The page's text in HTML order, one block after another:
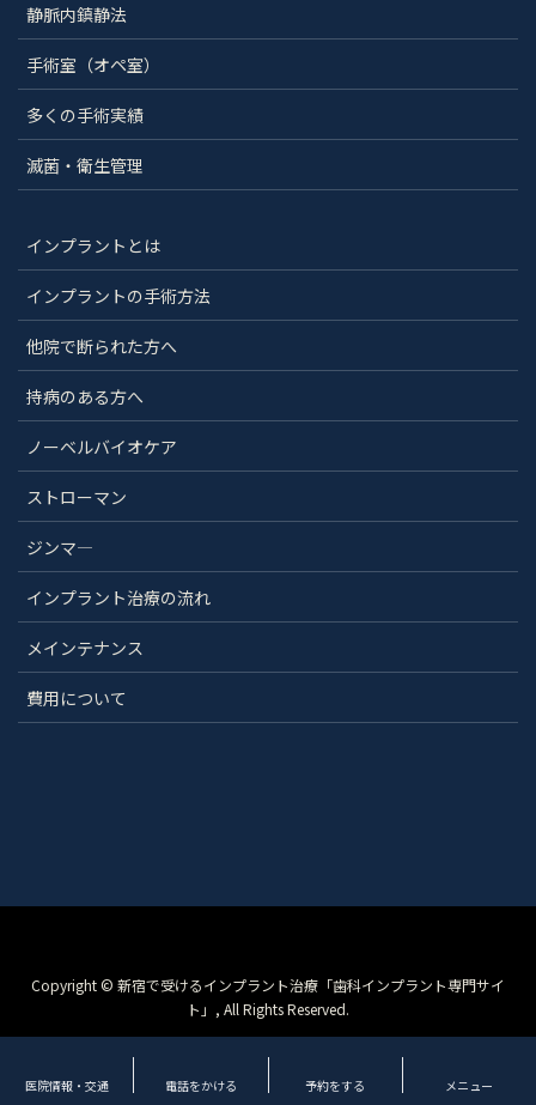
静脈内鎮静法
手術室（オペ室）
多くの手術実績
滅菌・衛生管理
インプラントとは
インプラントの手術方法
他院で断られた方へ
持病のある方へ
ノーベルバイオケア
ストローマン
ジンマ―
インプラント治療の流れ
メインテナンス
費用について
Copyright © 新宿で受けるインプラント治療「歯科インプラント専門サイ
ト」, All Rights Reserved.
メニュー
予約をする
電話をかける
医院情報・交通